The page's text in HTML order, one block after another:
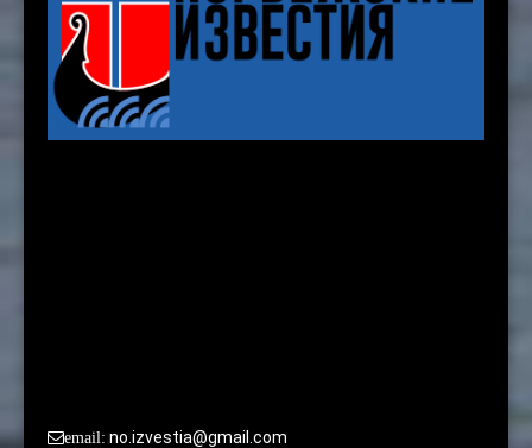
email: no.izvestia@gmail.com